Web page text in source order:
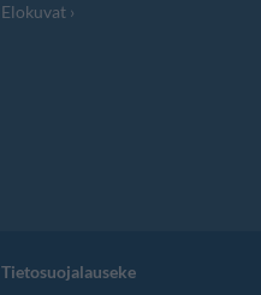
Elokuvat
Tietosuojalauseke